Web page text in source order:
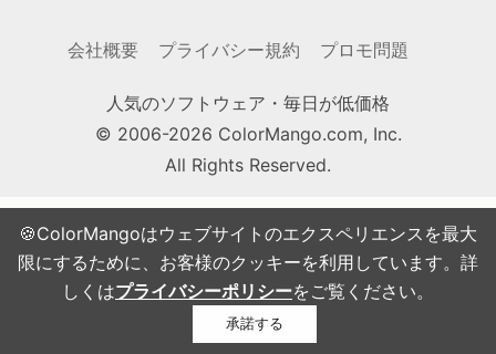
🍪ColorMangoはウェブサイトのエクスペリエンスを最大
限にするために、お客様のクッキーを利用しています。詳
しくはプライバシーポリシーをご覧ください。
承諾する
会社概要 プライバシー規約 プロモ問題
人気のソフトウェア・毎日が低価格
© 2006-2026 ColorMango.com, Inc.
All Rights Reserved.